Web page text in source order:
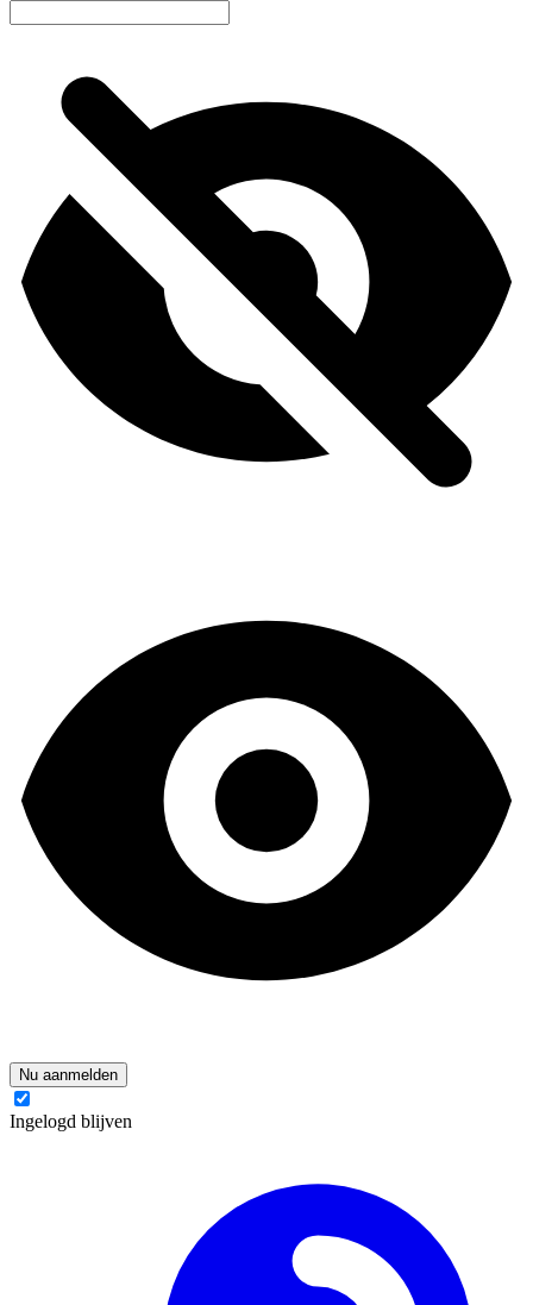
Nu aanmelden
Ingelogd blijven